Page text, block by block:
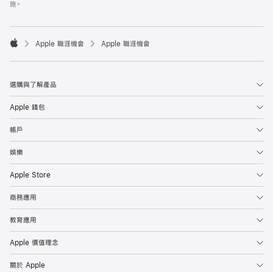
施。

Apple 職涯機會 Apple 職涯機會
選購與了解產品
Apple 錢包
帳戶
娛樂
Apple Store
商務應用
教育應用
Apple 價值理念
關於 Apple